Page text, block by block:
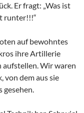
Er fragt: „Was ist
runter!!!“
auf bewohntes
ihre Artillerie
aufstellen. Wir waren
von dem aus sie
gesehen.